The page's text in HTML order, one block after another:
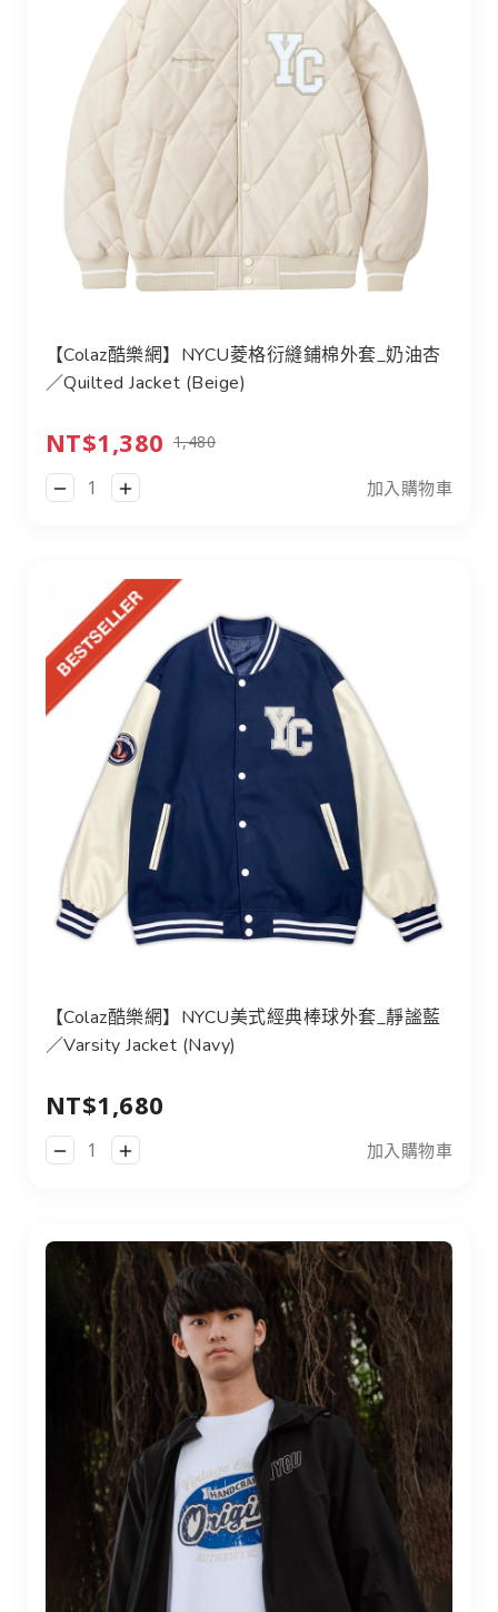
【Colaz酷樂網】NYCU菱格衍縫鋪棉外套_奶油杏
／Quilted Jacket (Beige)
NT$1,380 1,480
加入購物車
【Colaz酷樂網】NYCU美式經典棒球外套_靜謐藍
／Varsity Jacket (Navy)
NT$1,680
加入購物車